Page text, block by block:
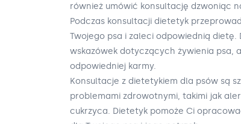
również umówić konsultację dzwoniąc
Podczas konsultacji dietetyk
Twojego psa i zaleci odpowiednią
wskazówek dotyczących żywienia psa,
odpowiedniej karmy.
Konsultacje z dietetykiem dla psów są
problemami zdrowotnymi, takimi jak
cukrzyca. Dietetyk pomoże Ci